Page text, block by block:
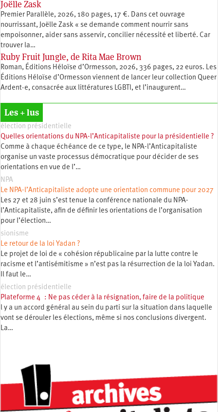
Joëlle Zask
Premier Parallèle, 2026, 180 pages, 17 €. Dans cet ouvrage
nourrissant, Joëlle Zask « se demande comment nourrir sans
empoisonner, aider sans asservir, concilier nécessité et liberté. Car
trouver la…
Ruby Fruit Jungle, de Rita Mae Brown
Roman, Éditions Héloïse d’Ormesson, 2026, 336 pages, 22 euros. Les
Éditions Héloïse d’Ormesson viennent de lancer leur collection Queer
Ardent·e, consacrée aux littératures LGBTI, et l’inaugurent…
Les + lus
élection présidentielle
Quelles orientations du NPA-l’Anticapitaliste pour la présidentielle ?
Comme à chaque échéance de ce type, le NPA-l’Anticapitaliste
organise un vaste processus démocratique pour décider de ses
orientations en vue de l’…
NPA
Le NPA-l’Anticapitaliste adopte une orientation commune pour 2027
Les 27 et 28 juin s’est tenue la conférence nationale du NPA-
l’Anticapitaliste, afin de définir les orientations de l’organisation
pour l’élection…
sionisme
Le retour de la loi Yadan ?
Le projet de loi de « cohésion républicaine par la lutte contre le
racisme et l’antisémitisme » n’est pas la résurrection de la loi Yadan.
Il faut le…
élection présidentielle
Plateforme 4 : Ne pas céder à la résignation, faire de la politique
l y a un accord général au sein du parti sur la situation dans laquelle
vont se dérouler les élections, même si nos conclusions divergent.
La…